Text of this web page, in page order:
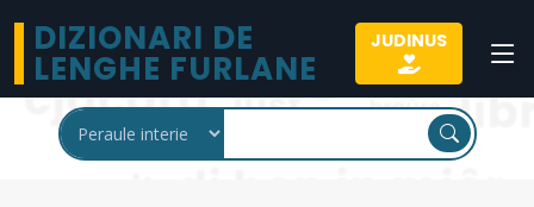
DIZIONARI DE
LENGHE FURLANE
JUDINUS